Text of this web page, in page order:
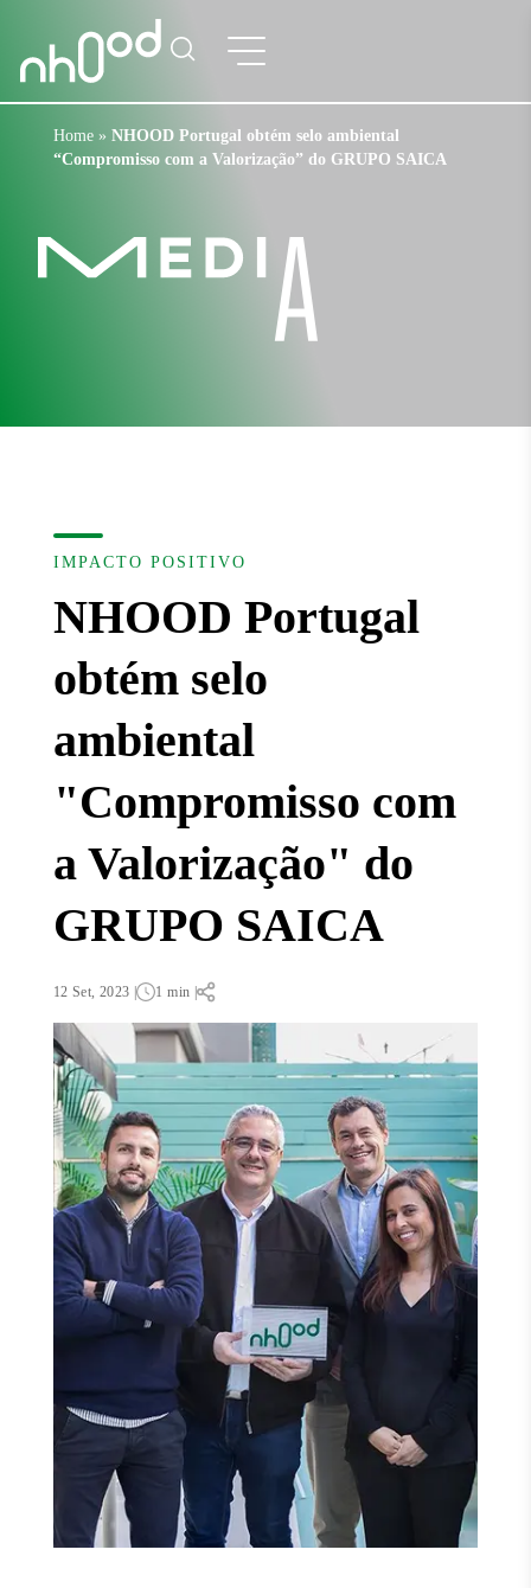
Home» NHOOD Portugal obtém selo ambiental
“Compromisso com a Valorização” do GRUPO SAICA
IMPACTO POSITIVO
NHOOD Portugal
obtém selo
ambiental
"Compromisso com
a Valorização" do
GRUPO SAICA
12 Set, 2023 | 1 min |